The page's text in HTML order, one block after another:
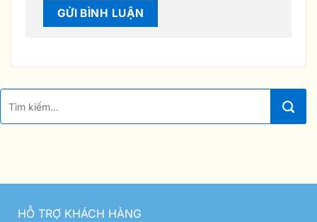
HỖ TRỢ KHÁCH HÀNG